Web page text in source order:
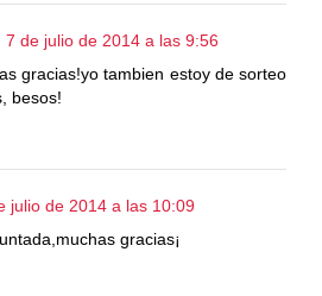
7 de julio de 2014 a las 9:56
gracias!yo tambien estoy de sorteo
besos!
julio de 2014 a las 10:09
gracias¡